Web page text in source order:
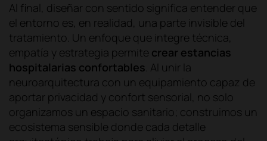
Al final, diseñar con sentido significa entender que
el entorno es, en realidad, una parte invisible del
tratamiento. Un enfoque que integre técnica,
empatía y estrategia permite crear estancias
hospitalarias confortables. Al unir la
neuroarquitectura con un equipamiento capaz de
aportar privacidad y confort sensorial, no solo
organizamos un espacio sanitario; construimos un
ecosistema sensible donde cada detalle